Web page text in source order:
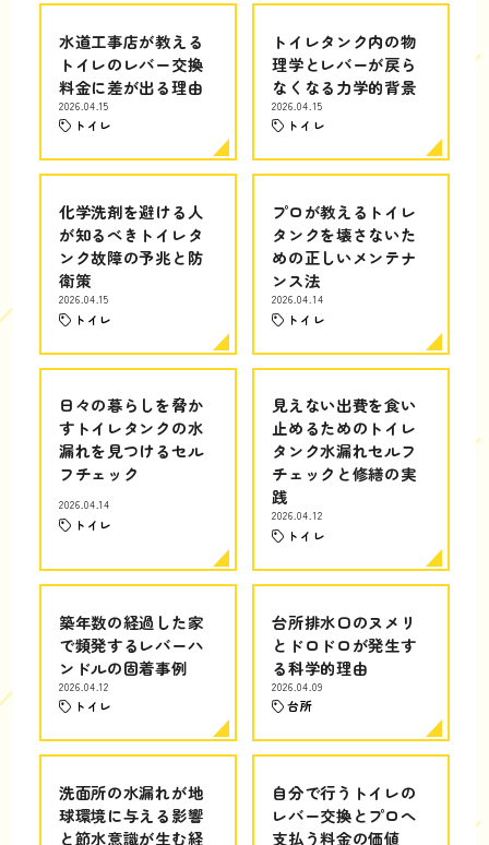
水道工事店が教える
トイレのレバー交換
料金に差が出る理由
2026.04.15
トイレ
トイレタンク内の物
理学とレバーが戻ら
なくなる力学的背景
2026.04.15
トイレ
化学洗剤を避ける人
が知るべきトイレタ
ンク故障の予兆と防
衛策
2026.04.15
トイレ
プロが教えるトイレ
タンクを壊さないた
めの正しいメンテナ
ンス法
2026.04.14
トイレ
日々の暮らしを脅か
すトイレタンクの水
漏れを見つけるセル
フチェック
2026.04.14
トイレ
見えない出費を食い
止めるためのトイレ
タンク水漏れセルフ
チェックと修繕の実
践
2026.04.12
トイレ
築年数の経過した家
で頻発するレバーハ
ンドルの固着事例
2026.04.12
トイレ
台所排水口のヌメリ
とドロドロが発生す
る科学的理由
2026.04.09
台所
洗面所の水漏れが地
球環境に与える影響
と節水意識が生む経
自分で行うトイレの
レバー交換とプロへ
支払う料金の価値